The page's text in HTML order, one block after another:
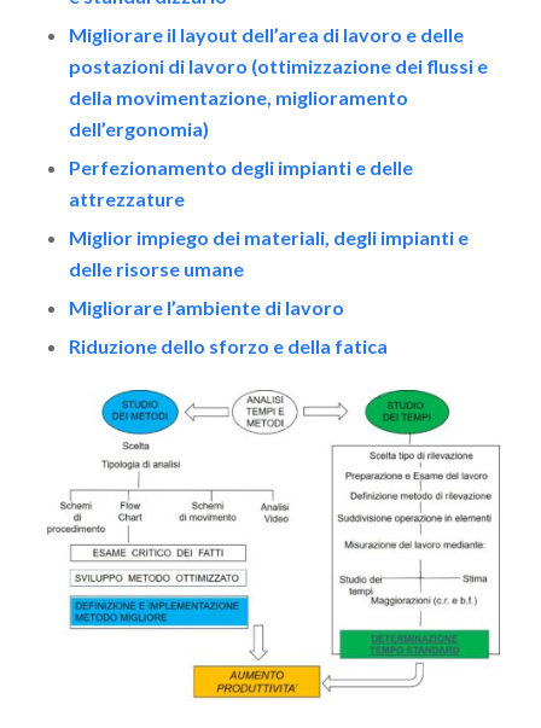
Migliorare il layout dell’area di lavoro e delle
postazioni di lavoro (ottimizzazione dei flussi e
della movimentazione, miglioramento
dell’ergonomia)
Perfezionamento degli impianti e delle
attrezzature
Miglior impiego dei materiali, degli impianti e
delle risorse umane
Migliorare l’ambiente di lavoro
Riduzione dello sforzo e della fatica